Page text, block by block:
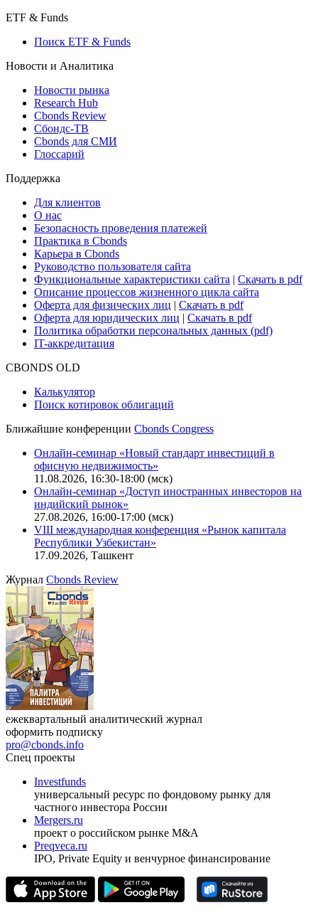
ETF & Funds
Поиск ETF & Funds
Новости и Аналитика
Новости рынка
Research Hub
Cbonds Review
Сбондс-ТВ
Cbonds для СМИ
Глоссарий
Поддержка
Для клиентов
О нас
Безопасность проведения платежей
Практика в Cbonds
Карьера в Cbonds
Руководство пользователя сайта
Функциональные характеристики сайта | Скачать в pdf
Описание процессов жизненного цикла сайта
Оферта для физических лиц | Скачать в pdf
Оферта для юридических лиц | Скачать в pdf
Политика обработки персональных данных (pdf)
IT-аккредитация
CBONDS OLD
Калькулятор
Поиск котировок облигаций
Ближайшие конференции Cbonds Congress
Онлайн-семинар «Новый стандарт инвестиций в
офисную недвижимость»
11.08.2026, 16:30-18:00 (мск)
Онлайн-семинар «Доступ иностранных инвесторов на
индийский рынок»
27.08.2026, 16:00-17:00 (мск)
VIII международная конференция «Рынок капитала
Республики Узбекистан»
17.09.2026, Ташкент
Журнал Cbonds Review
ежеквартальный аналитический журнал
оформить подписку
pro@cbonds.info
Спец проекты
Investfunds
универсальный ресурс по фондовому рынку для
частного инвестора России
Mergers.ru
проект о российском рынке M&A
Preqveca.ru
IPO, Private Equity и венчурное финансирование